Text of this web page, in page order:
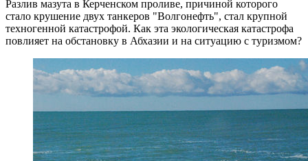
Разлив мазута в Керченском проливе, причиной которого
стало крушение двух танкеров "Волгонефть", стал крупной
техногенной катастрофой. Как эта экологическая катастрофа
повлияет на обстановку в Абхазии и на ситуацию с туризмом?